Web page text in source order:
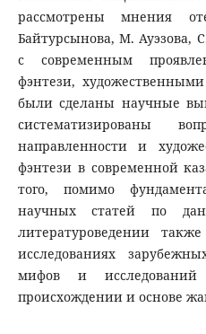
рассмотрены мнения
Байтурсынова, М. Ауэзова,
с современным
фэнтези,
были сделаны научные
систематизированы
направленности и
фэнтези в современной
того, помимо
научных статей по
литературоведении
исследованиях
мифов и
происхождении и основе